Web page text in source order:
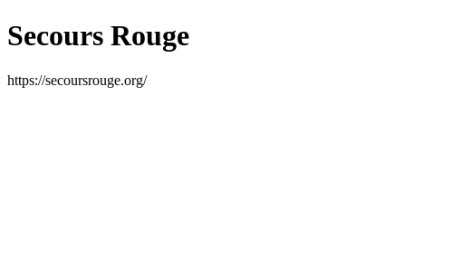
Secours Rouge
https://secoursrouge.org/